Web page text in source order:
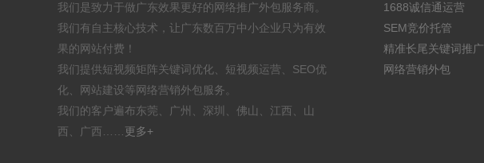
我们是致力于做广东效果更好的网络推广外包服务商。
我们有自主核心技术，让广东数百万中小企业只为有效
果的网站付费！
我们提供短视频矩阵关键词优化、短视频运营、SEO优
化、网站建设等网络营销外包服务。
我们的客户遍布东莞、广州、深圳、佛山、江西、山
西、广西…… 更多+
1688诚信通运营
SEM竞价托管
精准长尾关键词推广
网络营销外包